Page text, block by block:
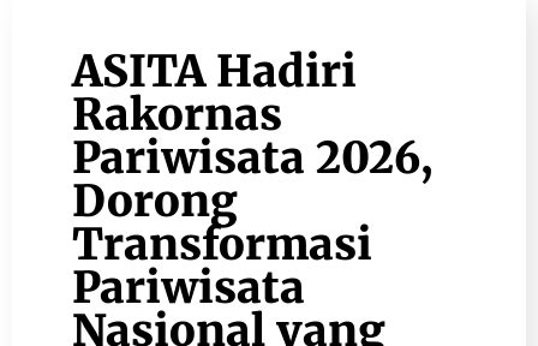
ASITA Hadiri
Rakornas
Pariwisata 2026,
Dorong
Transformasi
Pariwisata
Nasional yang